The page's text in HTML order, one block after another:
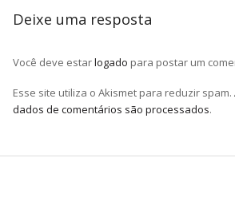
Deixe uma resposta
Você deve estarlogado para postar um
Esse site utiliza o Akismet para reduzir spam.
dados de comentários são processados.